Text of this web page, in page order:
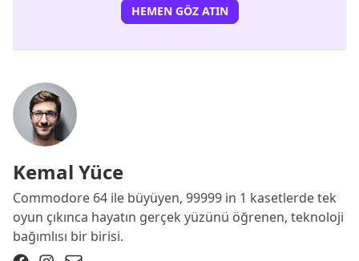
HEMEN GÖZ ATIN
Kemal Yüce
Commodore 64 ile büyüyen, 99999 in 1 kasetlerde tek
oyun çıkınca hayatın gerçek yüzünü öğrenen, teknoloji
bağımlısı bir birisi.